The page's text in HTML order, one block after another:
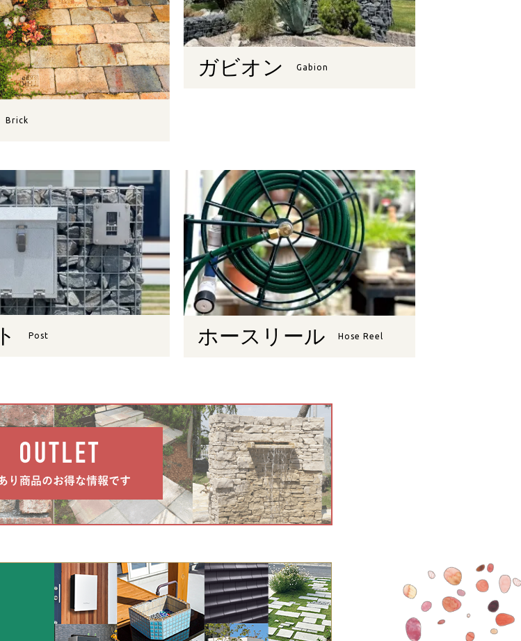
Brick
ガビオン Gabion
Post ホースリール Hose Reel